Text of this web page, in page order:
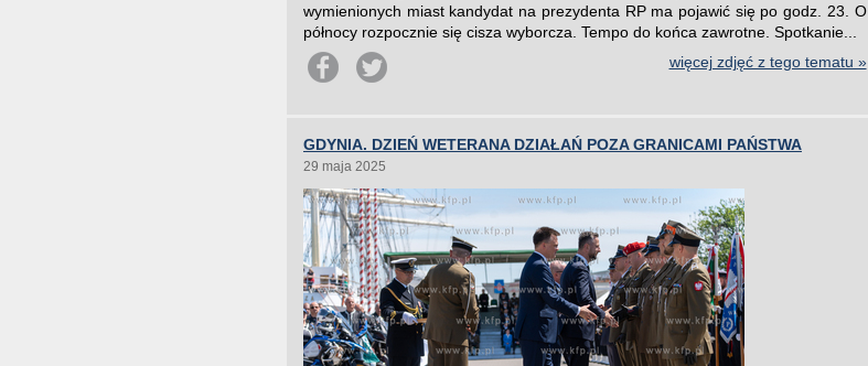
wymienionych miast kandydat na prezydenta RP ma pojawić się po godz. 23. O
północy rozpocznie się cisza wyborcza. Tempo do końca zawrotne. Spotkanie...
więcej zdjęć z tego tematu »
GDYNIA. DZIEŃ WETERANA DZIAŁAŃ POZA GRANICAMI PAŃSTWA
29 maja 2025